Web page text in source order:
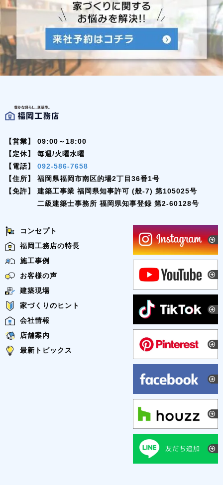
【営業】
09:00～18:00
【定休】
毎週/火曜水曜
【電話】
092-586-7658
【住所】
福岡県福岡市南区的場2丁目36番1号
【免許】
建築工事業 福岡県知事許可 (般-7) 第105025号
二級建築士事務所 福岡県知事登録 第2-60128号
コンセプト
福岡工務店の特長
施工事例
お客様の声
建築現場
家づくりのヒント
会社情報
店舗案内
最新トピックス